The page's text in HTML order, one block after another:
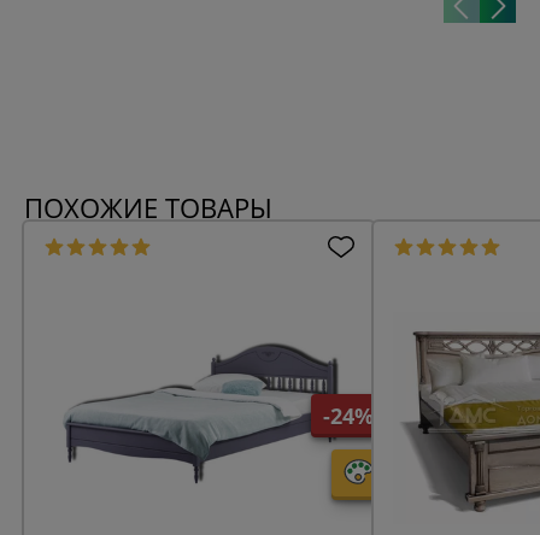
ПОХОЖИЕ ТОВАРЫ
-24%